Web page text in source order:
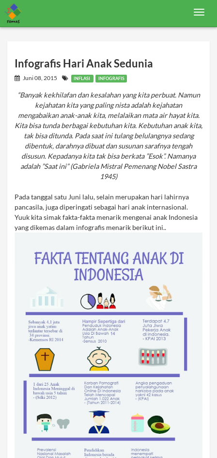
T
g
a
n
Infografis Hari Anak Sedunia
Juni 08, 2015 INFLASI INFOGRAFIS
“Banyak kekhilafan dan kesalahan yang kita perbuat. Namun
kejahatan kita yang paling nista adalah kejahatan
mengabaikan anak-anak kita, melalaikan mata air hayat kita.
Kita bisa tunda berbagai kebutuhan kita. Kebutuhan anak kita,
tak bisa ditunda. Pada saat ini tulang belulangnya sedang
dibentuk, darahnya dibuat dan susunan sarafnya tengah
disusun. Kepadanya kita tak bisa berkata ”Esok”. Namanya
adalah ”Saat ini” (Gabriela Mistral Pemenang Nobel Sastra
1945)
Pada tanggal satu Juni lalu, selain merupakan hari lahirnya
pancasila, juga diperingati sebagai hari anak internasional.
Yuuk kita simak fakta-fakta menarik mengenai anak Indonesia
yang dikemas dalam infografis menarik berikut ini..